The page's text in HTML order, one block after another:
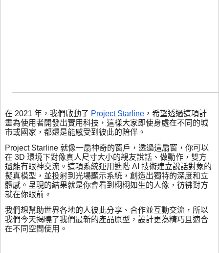
在 2021 年，我們啟動了 Project Starline ，希望透過這項計
畫為使用者開發出實用科技，這樣大家即使身處在不同的城
市或國家，都還是能感受到彼此的陪伴。
Project Starline 就像一扇神奇的窗戶，透過這扇窗，你可以
在 3D 環境下對像真人尺寸大小的親友說話、做動作，雙方
還能有眼神交流。這項系統運用進階 AI 技術建立說話對象的
擬真模型，並投射到光場顯示系統，創造出獨特的深度和立
體感。呈現的結果就是你會看到栩栩如生的人像，彷彿對方
就在你眼前。
我們想幫助世界各地的人彼此分享、合作並互動交流，所以
我們今天揭曉了我們最新的產品原型，設計更為精巧且適合
在不同空間使用。